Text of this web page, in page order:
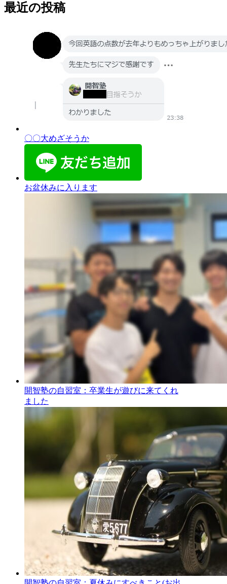
最近の投稿
〇〇大めざそうか
お盆休みに入ります
開智塾の自習室：卒業生が遊びに来てくれ
ました